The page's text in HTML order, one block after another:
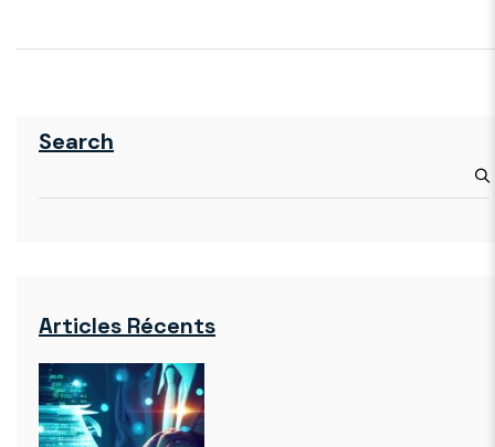
Search
Articles Récents